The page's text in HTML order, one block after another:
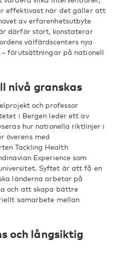
effektivast när det gäller att
av erfarenhetsutbyte
därför stort, konstaterar
välfärdscenters nya
förutsättningar på nationell
nivå granskas
och professor
i Bergen leder ett av
hur nationella riktlinjer i
överens med
Tackling Health
Experience som
Syftet är att få en
länderna arbetar på
och att skapa bättre
samarbete mellan
och långsiktig